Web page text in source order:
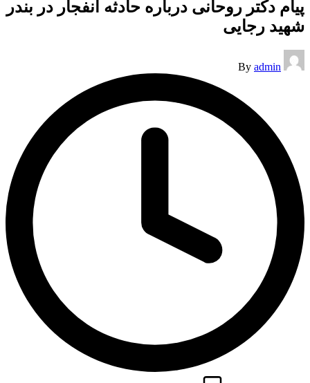
پیام دکتر روحانی درباره حادثه انفجار در بندر
شهید رجایی
Posted
by
By admin